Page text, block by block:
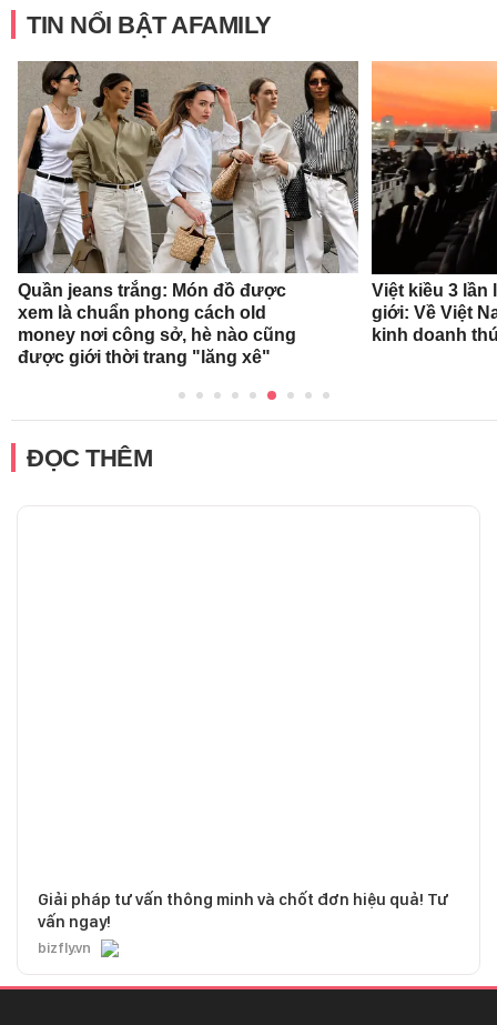
TIN NỔI BẬT AFAMILY
Quần jeans trắng: Món đồ được
xem là chuẩn phong cách old
money nơi công sở, hè nào cũng
được giới thời trang "lăng xê"
Việt kiều 3 lần
giới: Về Việt
kinh doanh
ĐỌC THÊM
Giải pháp tư vấn thông minh và chốt đơn hiệu quả! Tư
vấn ngay!
bizfly.vn